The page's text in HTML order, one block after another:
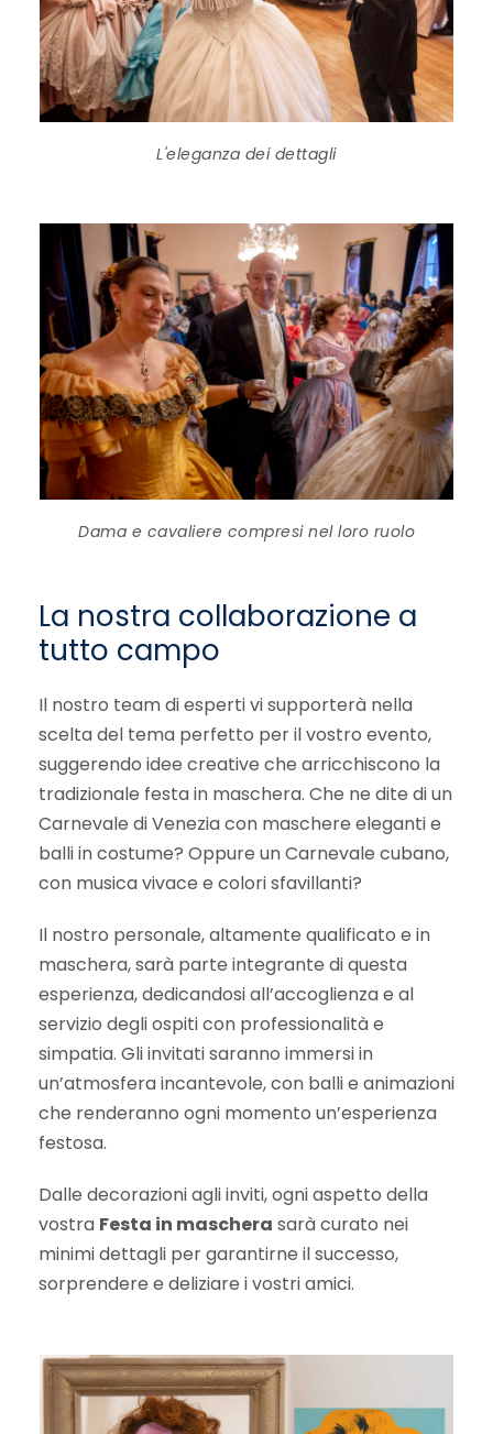
L'eleganza dei dettagli
Dama e cavaliere compresi nel loro ruolo
La nostra collaborazione a
tutto campo
Il nostro team di esperti vi supporterà nella
scelta del tema perfetto per il vostro evento,
suggerendo idee creative che arricchiscono la
tradizionale festa in maschera. Che ne dite di un
Carnevale di Venezia con maschere eleganti e
balli in costume? Oppure un Carnevale cubano,
con musica vivace e colori sfavillanti?
Il nostro personale, altamente qualificato e in
maschera, sarà parte integrante di questa
esperienza, dedicandosi all’accoglienza e al
servizio degli ospiti con professionalità e
simpatia. Gli invitati saranno immersi in
un’atmosfera incantevole, con balli e animazioni
che renderanno ogni momento un’esperienza
festosa.
Dalle decorazioni agli inviti, ogni aspetto della
vostra Festa in maschera sarà curato nei
minimi dettagli per garantirne il successo,
sorprendere e deliziare i vostri amici.